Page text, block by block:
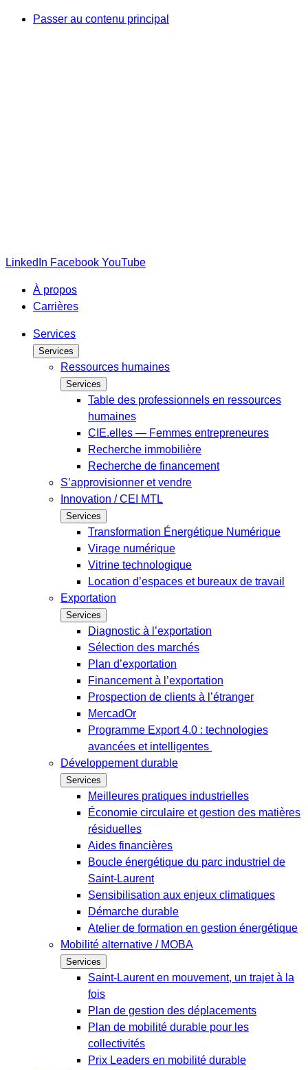
Passer au contenu principal
LinkedIn Facebook YouTube
À propos
Carrières
Services
Services
Ressources humaines
Services
Table des professionnels en ressources
humaines
CIE.elles — Femmes entrepreneures
Recherche immobilière
Recherche de financement
S’approvisionner et vendre
Innovation / CEI MTL
Services
Transformation Énergétique Numérique
Virage numérique
Vitrine technologique
Location d’espaces et bureaux de travail
Exportation
Services
Diagnostic à l’exportation
Sélection des marchés
Plan d’exportation
Financement à l’exportation
Prospection de clients à l’étranger
MercadOr
Programme Export 4.0 : technologies
avancées et intelligentes
Développement durable
Services
Meilleures pratiques industrielles
Économie circulaire et gestion des matières
résiduelles
Aides financières
Boucle énergétique du parc industriel de
Saint-Laurent
Sensibilisation aux enjeux climatiques
Démarche durable
Atelier de formation en gestion énergétique
Mobilité alternative / MOBA
Services
Saint-Laurent en mouvement, un trajet à la
fois
Plan de gestion des déplacements
Plan de mobilité durable pour les
collectivités
Prix Leaders en mobilité durable